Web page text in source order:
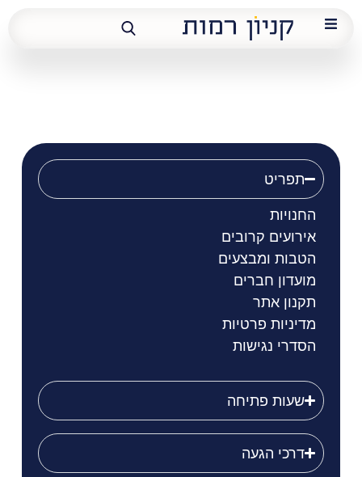
תפריט
החנויות
אירועים קרובים
הטבות ומבצעים
מועדון חברים
תקנון אתר
מדיניות פרטיות
הסדרי נגישות
שעות פתיחה
דרכי הגעה